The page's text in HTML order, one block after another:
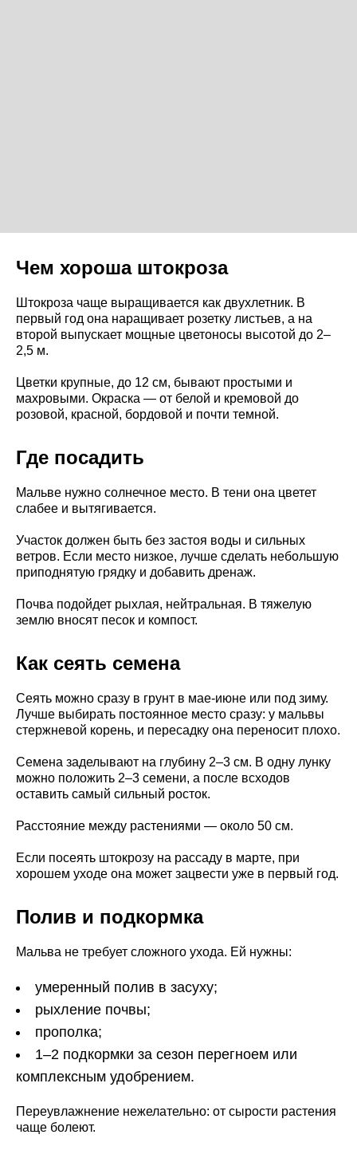
Чем хороша штокроза
Штокроза чаще выращивается как двухлетник. В
первый год она наращивает розетку листьев, а на
второй выпускает мощные цветоносы высотой до 2–
2,5 м.
Цветки крупные, до 12 см, бывают простыми и
махровыми. Окраска — от белой и кремовой до
розовой, красной, бордовой и почти темной.
Где посадить
Мальве нужно солнечное место. В тени она цветет
слабее и вытягивается.
Участок должен быть без застоя воды и сильных
ветров. Если место низкое, лучше сделать небольшую
приподнятую грядку и добавить дренаж.
Почва подойдет рыхлая, нейтральная. В тяжелую
землю вносят песок и компост.
Как сеять семена
Сеять можно сразу в грунт в мае-июне или под зиму.
Лучше выбирать постоянное место сразу: у мальвы
стержневой корень, и пересадку она переносит плохо.
Семена заделывают на глубину 2–3 см. В одну лунку
можно положить 2–3 семени, а после всходов
оставить самый сильный росток.
Расстояние между растениями — около 50 см.
Если посеять штокрозу на рассаду в марте, при
хорошем уходе она может зацвести уже в первый год.
Полив и подкормка
Мальва не требует сложного ухода. Ей нужны:
умеренный полив в засуху;
рыхление почвы;
прополка;
1–2 подкормки за сезон перегноем или
комплексным удобрением.
Переувлажнение нежелательно: от сырости растения
чаще болеют.